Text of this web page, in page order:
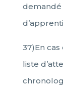
37)En
liste